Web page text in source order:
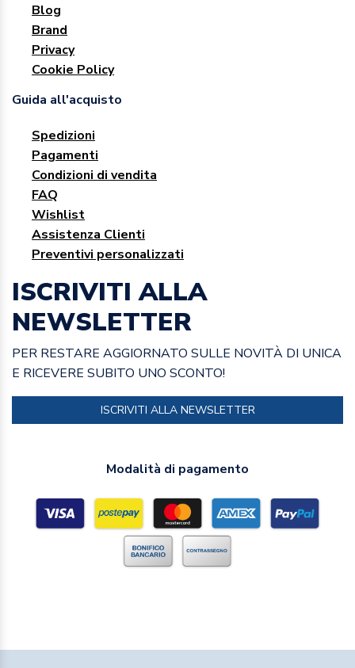
Blog
Brand
Privacy
Cookie Policy
Guida all'acquisto
Spedizioni
Pagamenti
Condizioni di vendita
FAQ
Wishlist
Assistenza Clienti
Preventivi personalizzati
ISCRIVITI ALLA
NEWSLETTER
PER RESTARE AGGIORNATO SULLE NOVITÀ DI UNICA
E RICEVERE SUBITO UNO SCONTO!
ISCRIVITI ALLA NEWSLETTER
Modalità di pagamento